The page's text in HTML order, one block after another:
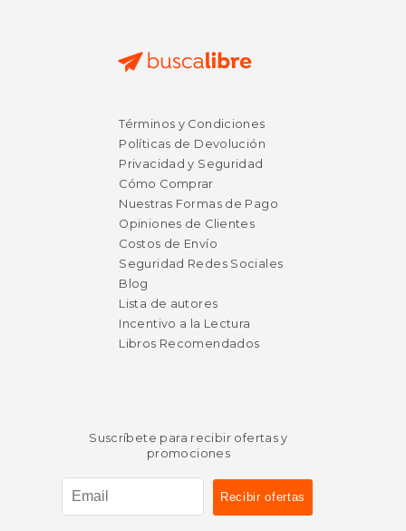
$ 13.95
$ 13.13
Términos y Condiciones
Políticas de Devolución
Privacidad y Seguridad
Cómo Comprar
Nuestras Formas de Pago
Opiniones de Clientes
Costos de Envío
Seguridad Redes Sociales
Blog
Lista de autores
Incentivo a la Lectura
Libros Recomendados
Suscríbete para recibir ofertas y
promociones